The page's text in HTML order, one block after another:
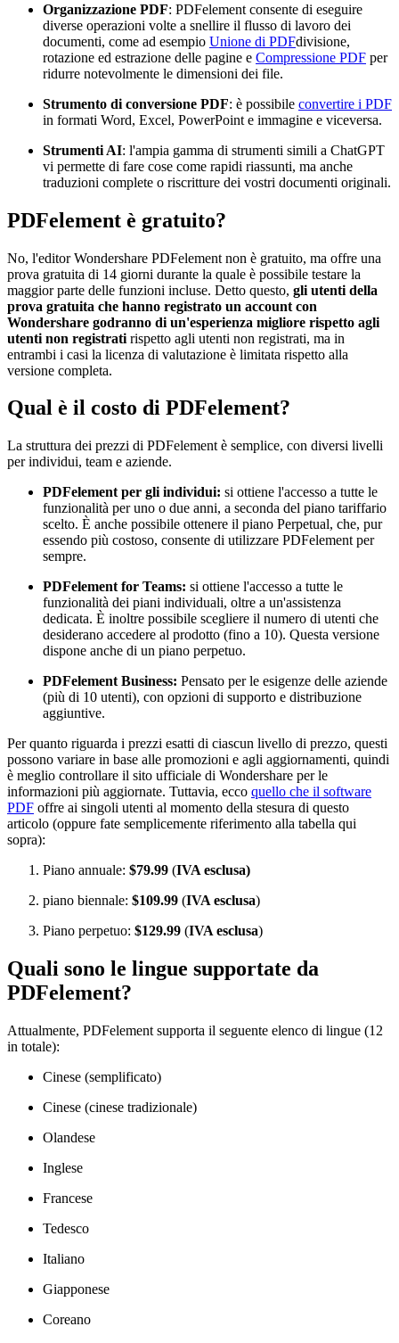
Organizzazione PDF: PDFelement consente di eseguire
diverse operazioni volte a snellire il flusso di lavoro dei
documenti, come ad esempio Unione di PDFdivisione,
rotazione ed estrazione delle pagine e Compressione PDF per
ridurre notevolmente le dimensioni dei file.
Strumento di conversione PDF: è possibile convertire i PDF
in formati Word, Excel, PowerPoint e immagine e viceversa.
Strumenti AI: l'ampia gamma di strumenti simili a ChatGPT
vi permette di fare cose come rapidi riassunti, ma anche
traduzioni complete o riscritture dei vostri documenti originali.
PDFelement è gratuito?
No, l'editor Wondershare PDFelement non è gratuito, ma offre una
prova gratuita di 14 giorni durante la quale è possibile testare la
maggior parte delle funzioni incluse. Detto questo, gli utenti della
prova gratuita che hanno registrato un account con
Wondershare godranno di un'esperienza migliore rispetto agli
utenti non registrati rispetto agli utenti non registrati, ma in
entrambi i casi la licenza di valutazione è limitata rispetto alla
versione completa.
Qual è il costo di PDFelement?
La struttura dei prezzi di PDFelement è semplice, con diversi livelli
per individui, team e aziende.
PDFelement per gli individui: si ottiene l'accesso a tutte le
funzionalità per uno o due anni, a seconda del piano tariffario
scelto. È anche possibile ottenere il piano Perpetual, che, pur
essendo più costoso, consente di utilizzare PDFelement per
sempre.
PDFelement for Teams: si ottiene l'accesso a tutte le
funzionalità dei piani individuali, oltre a un'assistenza
dedicata. È inoltre possibile scegliere il numero di utenti che
desiderano accedere al prodotto (fino a 10). Questa versione
dispone anche di un piano perpetuo.
PDFelement Business: Pensato per le esigenze delle aziende
(più di 10 utenti), con opzioni di supporto e distribuzione
aggiuntive.
Per quanto riguarda i prezzi esatti di ciascun livello di prezzo, questi
possono variare in base alle promozioni e agli aggiornamenti, quindi
è meglio controllare il sito ufficiale di Wondershare per le
informazioni più aggiornate. Tuttavia, ecco quello che il software
PDF offre ai singoli utenti al momento della stesura di questo
articolo (oppure fate semplicemente riferimento alla tabella qui
sopra):
Piano annuale: $79.99 (IVA esclusa)
piano biennale: $109.99 (IVA esclusa)
Piano perpetuo: $129.99 (IVA esclusa)
Quali sono le lingue supportate da
PDFelement?
Attualmente, PDFelement supporta il seguente elenco di lingue (12
in totale):
Cinese (semplificato)
Cinese (cinese tradizionale)
Olandese
Inglese
Francese
Tedesco
Italiano
Giapponese
Coreano